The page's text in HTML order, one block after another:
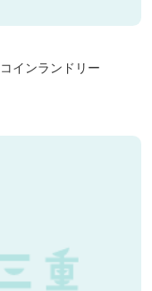
インランドリー